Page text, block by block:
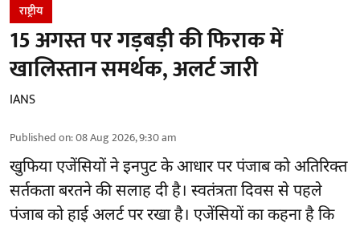
राष्ट्रीय
15 अगस्त पर गड़बड़ी की फिराक में
खालिस्तान समर्थक, अलर्ट जारी
IANS
Published on:08 Aug 2026, 9:30 am
खुफिया एजेंसियों ने इनपुट के आधार पर पंजाब को अतिरिक्त
सर्तकता बरतने की सलाह दी है। स्वतंत्रता दिवस से पहले
पंजाबको हाई अलर्ट पर रखा है। एजेंसियों का कहना है कि